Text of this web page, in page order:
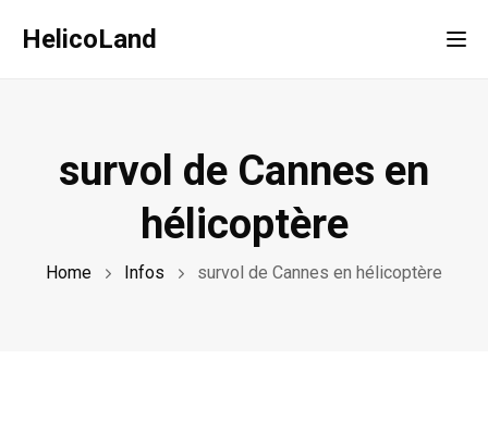
HelicoLand
survol de Cannes en
hélicoptère
Home Infos survol de Cannes en hélicoptère